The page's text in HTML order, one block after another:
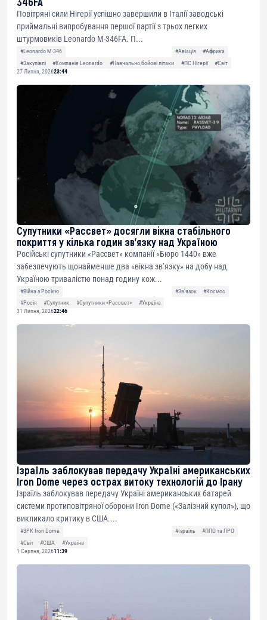
Повітряні сили Нігерії успішно завершили в Італії заводські
приймальні випробування першої партії з трьох легких
штурмовиків Leonardo M-346FA. П...
#Leonardo M-346 #Авіація
#Африка
#Закупівлі
#Компанія Leonardo #Навчально-бойові літаки #ПС Нігерії
#Світ
27 Липня, 202623:44
Супутники «Рассвет» досягли вікна стабільного
покриття у кілька годин зв’язку над Україною
Російські супутники «Рассвет» компанії «Бюро 1440» вже
забезпечують щонайменше два «вікна зв’язку» на добу над
Україною тривалістю понад годину кож...
#Війна з Росією #Звʼязок
#Космос
#Росія
#Супутник #Супутники «Рассвет»
#Україна
31 Липня, 202622:46
Ізраїль заблокував передачу Україні американських
Iron Dome через острах витоку технологій до Ірану
Ізраїль заблокував передачу Україні американських батарей
системи протиповітряної оборони Iron Dome («Залізний купол»), що
викликало критику в США....
#ЗРК Iron Dome #Ізраїль
#ППО та ПРО
#Світ
#США
#Україна
1 Серпня, 202611:39